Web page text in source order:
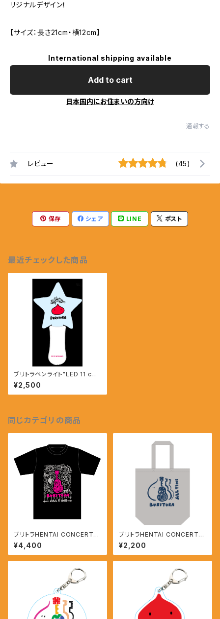
リジナルデザイン！
【サイズ：長さ21cm・横12cm】
International shipping available
Add to cart
日本国内にお住まいの方向け
通報する
レビュー (45)
保存 シェア LINE ポスト
最近チェックした商品
ブリトラペンライト"LED 11 col
ors"
¥2,500
同じカテゴリの商品
ブリトラHENTAI CONCERTス
ペシャルTシャツ
¥4,400
ブリトラHENTAI CONCERTト
ートバッグ
¥2,200